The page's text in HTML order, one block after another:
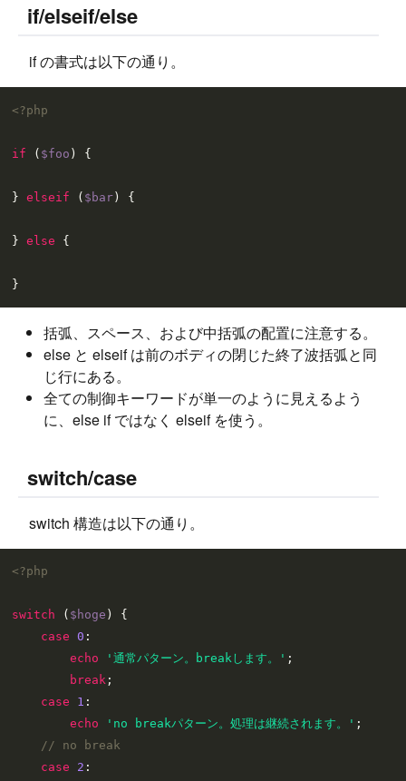
if/elseif/else
if の書式は以下の通り。
<?php
if ( $foo ) {
} elseif ( $bar) {
} else {
括弧、スペース、および中括弧の配置に注意する。
else と elseif は前のボディの閉じた終了波括弧と同
じ行にある。
全ての制御キーワードが単一のように見えるよう
に、else if ではなく elseif を使う。
switch/case
switch 構造は以下の通り。
<?php
switch ( $hoge ) {
case
0 :
echo
'通常パターン。breakします。' ;
break ;
case
1 :
echo
'no breakパターン。処理は継続されます。' ;
// no break
case
2 :